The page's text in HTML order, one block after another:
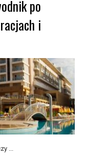
po
i
...